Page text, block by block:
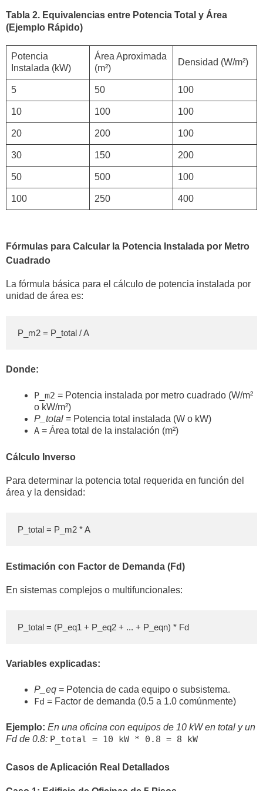
Tabla 2. Equivalencias entre Potencia Total y Área
(Ejemplo Rápido)
Potencia
Instalada (kW)
Área Aproximada
(m²)
Densidad (W/m²)
5 50 100
10 100 100
20 200 100
30 150 200
50 500 100
100 250 400
Fórmulas para Calcular la Potencia Instalada por Metro
Cuadrado
La fórmula básica para el cálculo de potencia instalada por
unidad de área es:
P_m2 = P_total / A
Donde:
P_m2 = Potencia instalada por metro cuadrado (W/m²
o kW/m²)
P_total = Potencia total instalada (W o kW)
A = Área total de la instalación (m²)
Cálculo Inverso
Para determinar la potencia total requerida en función del
área y la densidad:
P_total = P_m2 * A
Estimación con Factor de Demanda (Fd)
En sistemas complejos o multifuncionales:
P_total = (P_eq1 + P_eq2 + ... + P_eqn) * Fd
Variables explicadas:
P_eq = Potencia de cada equipo o subsistema.
Fd = Factor de demanda (0.5 a 1.0 comúnmente)
Ejemplo: En una oficina con equipos de 10 kW en total y un
Fd de 0.8: P_total = 10 kW * 0.8 = 8 kW
Casos de Aplicación Real Detallados